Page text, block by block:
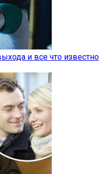
и все что известно